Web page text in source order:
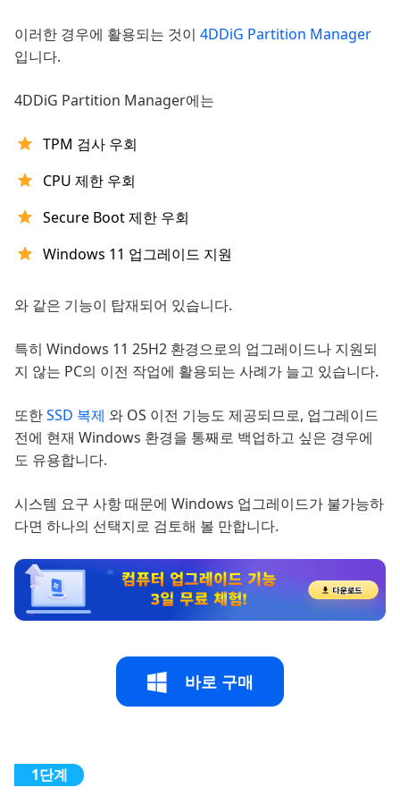
이러한 경우에 활용되는 것이 4DDiG Partition Manager
입니다.
4DDiG Partition Manager에는
TPM 검사 우회
CPU 제한 우회
Secure Boot 제한 우회
Windows 11 업그레이드 지원
와 같은 기능이 탑재되어 있습니다.
특히 Windows 11 25H2 환경으로의 업그레이드나 지원되
지 않는 PC의 이전 작업에 활용되는 사례가 늘고 있습니다.
또한SSD 복제 와 OS 이전 기능도 제공되므로, 업그레이드
전에 현재 Windows 환경을 통째로 백업하고 싶은 경우에
도 유용합니다.
시스템 요구 사항 때문에 Windows 업그레이드가 불가능하
다면 하나의 선택지로 검토해 볼 만합니다.
바로 구매